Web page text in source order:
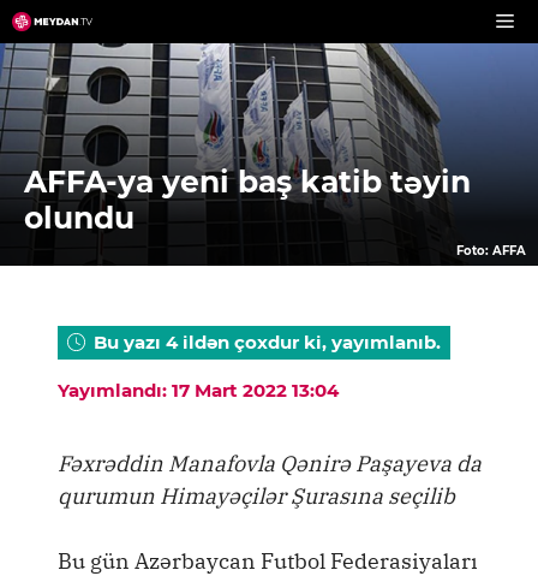
Skip
to
content
AFFA-ya yeni baş katib təyin
olundu
Foto: AFFA
Bu yazı 4 ildən çoxdur ki, yayımlanıb.
Yayımlandı: 17 Mart 2022 13:04
Fəxrəddin Manafovla Qənirə Paşayeva da
qurumun Himayəçilər Şurasına seçilib
Bu gün Azərbaycan Futbol Federasiyaları